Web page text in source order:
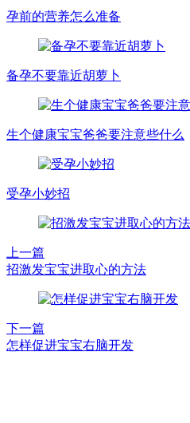
孕前的营养怎么准备
备孕不要靠近胡萝卜
生个健康宝宝爸爸要注意些什么
受孕小妙招
上一篇
招激发宝宝进取心的方法
下一篇
怎样促进宝宝右脑开发